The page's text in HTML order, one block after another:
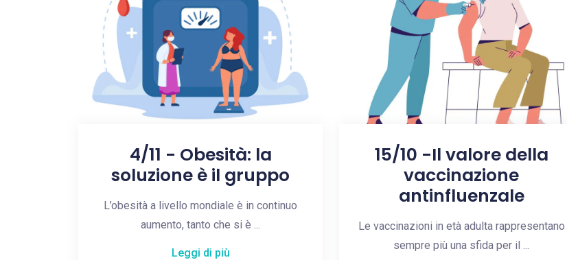
4/11 - Obesità: la
soluzione è il gruppo
L’obesità a livello mondiale è in continuo
aumento, tanto che si è ...
Leggi di più
15/10 -Il valore della
vaccinazione
antinfluenzale
Le vaccinazioni in età adulta rappresentano
sempre più una sfida per il ...